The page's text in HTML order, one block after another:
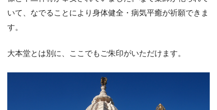
いて、なでることにより身体健全・病気平癒が祈願できま
す。
大本堂とは別に、ここでもご朱印がいただけます。